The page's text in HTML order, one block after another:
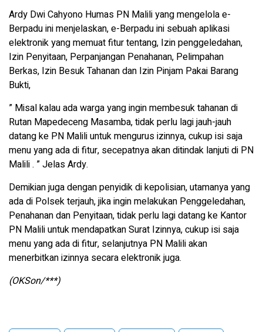
Ardy Dwi Cahyono Humas PN Malili yang mengelola e-
Berpadu ini menjelaskan, e-Berpadu ini sebuah aplikasi
elektronik yang memuat fitur tentang, Izin penggeledahan,
Izin Penyitaan, Perpanjangan Penahanan, Pelimpahan
Berkas, Izin Besuk Tahanan dan Izin Pinjam Pakai Barang
Bukti,
” Misal kalau ada warga yang ingin membesuk tahanan di
Rutan Mapedeceng Masamba, tidak perlu lagi jauh-jauh
datang ke PN Malili untuk mengurus izinnya, cukup isi saja
menu yang ada di fitur, secepatnya akan ditindak lanjuti di PN
Malili . ” Jelas Ardy.
Demikian juga dengan penyidik di kepolisian, utamanya yang
ada di Polsek terjauh, jika ingin melakukan Penggeledahan,
Penahanan dan Penyitaan, tidak perlu lagi datang ke Kantor
PN Malili untuk mendapatkan Surat Izinnya, cukup isi saja
menu yang ada di fitur, selanjutnya PN Malili akan
menerbitkan izinnya secara elektronik juga.
(OKSon/***)